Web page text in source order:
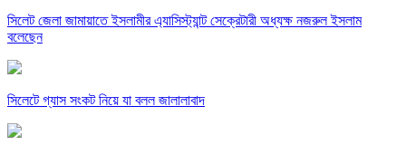
সিলেট জেলা জামায়াতে ইসলামীর এ্যাসিস্ট্যান্ট সেক্রেটারী অধ্যক্ষ নজরুল ইসলাম
বলেছেন
সিলেটে গ্যাস সংকট নিয়ে যা বলল জালালাবাদ